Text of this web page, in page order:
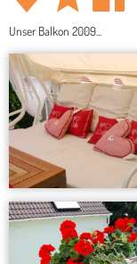
Unser Balkon 2009...